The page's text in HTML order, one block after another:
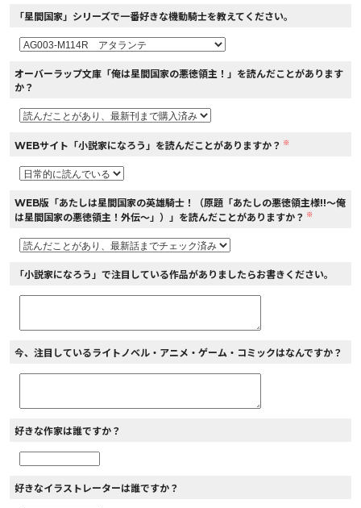
「星間国家」シリーズで一番好きな機動騎士を教えてください。
オーバーラップ文庫「俺は星間国家の悪徳領主！」を読んだことがあります
か？
WEBサイト「小説家になろう」を読んだことがありますか？ ※
WEB版「あたしは星間国家の英雄騎士！（原題「あたしの悪徳領主様!!～俺
は星間国家の悪徳領主！外伝～」）」を読んだことがありますか？ ※
「小説家になろう」で注目している作品がありましたらお書きください。
今、注目しているライトノベル・アニメ・ゲーム・コミックはなんですか？
好きな作家は誰ですか？
好きなイラストレーターは誰ですか？